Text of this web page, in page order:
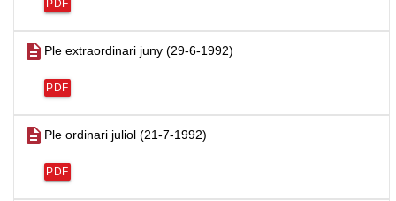
PDF
description Ple extraordinari juny (29-6-1992)
PDF
description Ple ordinari juliol (21-7-1992)
PDF